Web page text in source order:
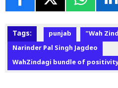
Tags: punjab
"Wah
Narinder Pal Singh Jagdeo
WahZindagi bundle of